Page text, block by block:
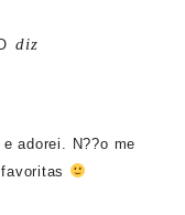
diz
adorei. N??o me